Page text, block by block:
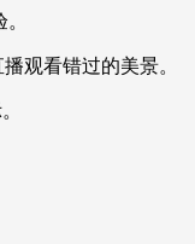
观看错过的美景。